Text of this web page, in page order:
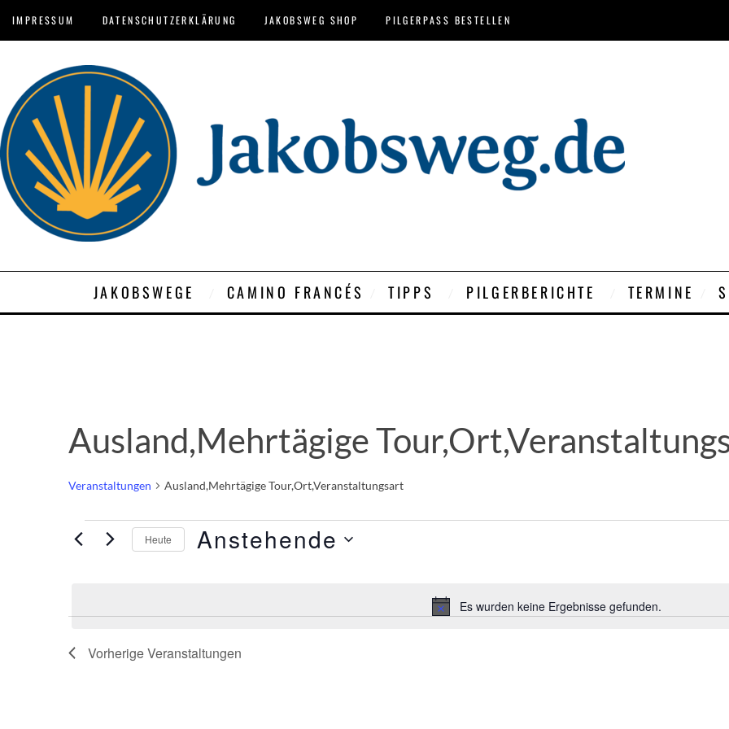
IMPRESSUM DATENSCHUTZERKLÄRUNG JAKOBSWEG SHOP PILGERPASS BESTELLEN
JAKOBSWEGE CAMINO FRANCÉS TIPPS PILGERBERICHTE TERMINE
Ausland,Mehrtägige
Veranstaltungen Ausland,Mehrtägige Tour,Ort,Veranstaltungsart
Hinweis
Es wurden keine Ergebnisse gefunden.
Heute Anstehende
VorherigeVeranstaltungen